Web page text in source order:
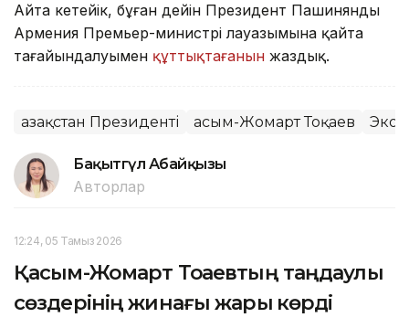
Айта кетейік, бұған дейін Президент Пашинянды
Армения Премьер-министрі лауазымына қайта
тағайындалуымен құттықтағанын жаздық.
Қазақстан Президенті Қасым-Жомарт Тоқаев
Бақытгүл Абайқызы
Авторлар
12:24, 05 Тамыз 2026
Қасым-Жомарт Тоқаевтың таңдаулы
сөздерінің жинағы жарық көрді